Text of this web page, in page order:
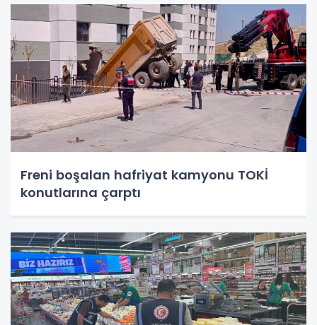
Freni boşalan hafriyat kamyonu TOKİ
konutlarına çarptı